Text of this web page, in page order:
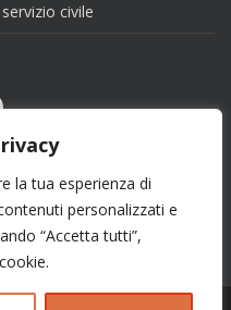
la tua esperienza di
personalizzati e
“Accetta tutti”,
civile